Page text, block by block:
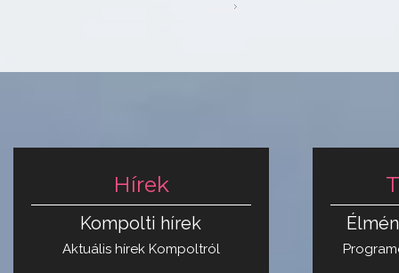
Hírek
Kompolti hírek
Aktuális hírek Kompoltról